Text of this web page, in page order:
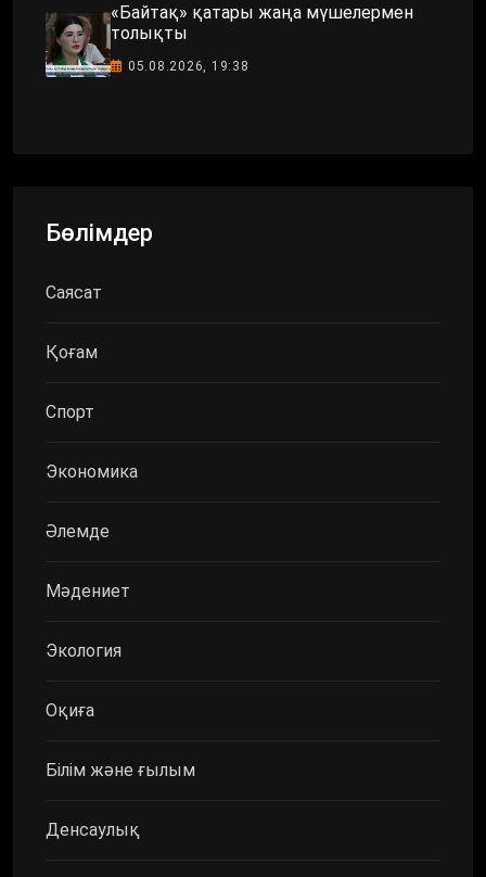
«Байтақ» қатары жаңа мүшелермен
толықты
05.08.2026, 19:38
Бөлімдер
Саясат
Қоғам
Спорт
Экономика
Әлемде
Мәдениет
Экология
Оқиға
Білім және ғылым
Денсаулық